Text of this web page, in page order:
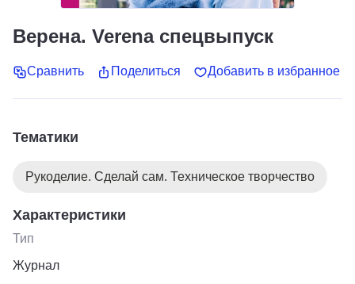
Верена. Verena спецвыпуск
Сравнить Поделиться Добавить в избранное
Тематики
Рукоделие. Сделай сам. Техническое творчество
Характеристики
Тип
Журнал